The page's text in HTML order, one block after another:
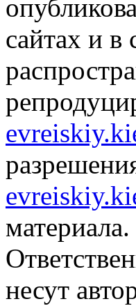
сайтах и в
материала.
несут